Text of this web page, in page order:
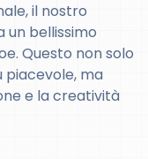
il nostro
un bellissimo
Questo non solo
piacevole, ma
e la creatività